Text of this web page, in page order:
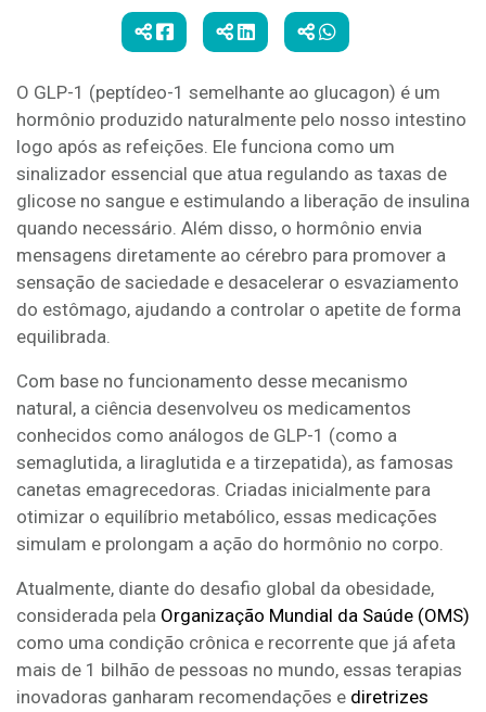
O GLP-1 (peptídeo-1 semelhante ao glucagon) é um
hormônio produzido naturalmente pelo nosso intestino
logo após as refeições. Ele funciona como um
sinalizador essencial que atua regulando as taxas de
glicose no sangue e estimulando a liberação de insulina
quando necessário. Além disso, o hormônio envia
mensagens diretamente ao cérebro para promover a
sensação de saciedade e desacelerar o esvaziamento
do estômago, ajudando a controlar o apetite de forma
equilibrada.
Com base no funcionamento desse mecanismo
natural, a ciência desenvolveu os medicamentos
conhecidos como análogos de GLP-1 (como a
semaglutida, a liraglutida e a tirzepatida), as famosas
canetas emagrecedoras. Criadas inicialmente para
otimizar o equilíbrio metabólico, essas medicações
simulam e prolongam a ação do hormônio no corpo.
Atualmente, diante do desafio global da obesidade,
considerada pela Organização Mundial da Saúde (OMS)
como uma condição crônica e recorrente que já afeta
mais de 1 bilhão de pessoas no mundo, essas terapias
inovadoras ganharam recomendações e diretrizes